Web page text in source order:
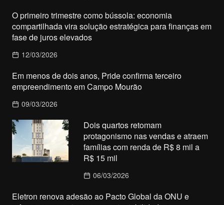
O primeiro trimestre como bússola: economia
compartilhada vira solução estratégica para finanças em
fase de juros elevados
12/03/2026
Em menos de dois anos, Pride confirma terceiro
empreendimento em Campo Mourão
09/03/2026
Dois quartos retomam
protagonismo nas vendas e atraem
famílias com renda de R$ 8 mil a
R$ 15 mil
06/03/2026
Eletron renova adesão ao Pacto Global da ONU e